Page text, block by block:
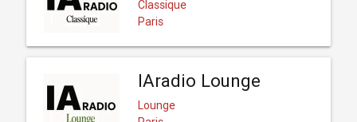
Classique
Paris
IAradio Lounge
Lounge